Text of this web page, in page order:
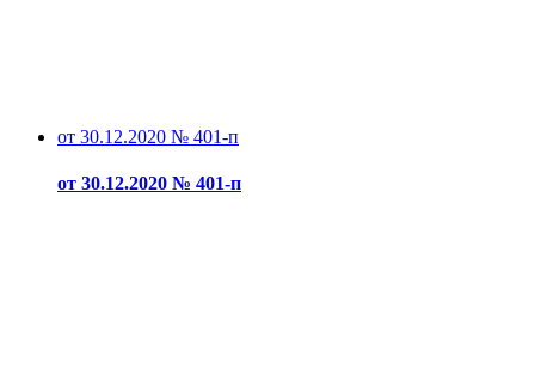
от 30.12.2020 № 401-п
от 30.12.2020 № 401-п